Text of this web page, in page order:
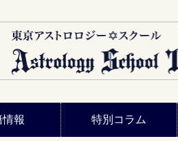
報 特別コラム